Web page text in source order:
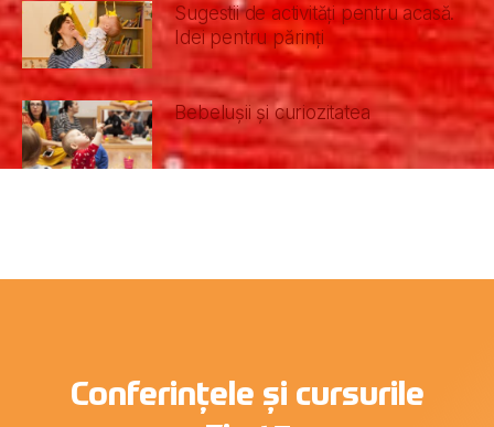
Sugestii de activități pentru acasă.
Idei pentru părinți
Bebelușii și curiozitatea
Conferințele și cursurile